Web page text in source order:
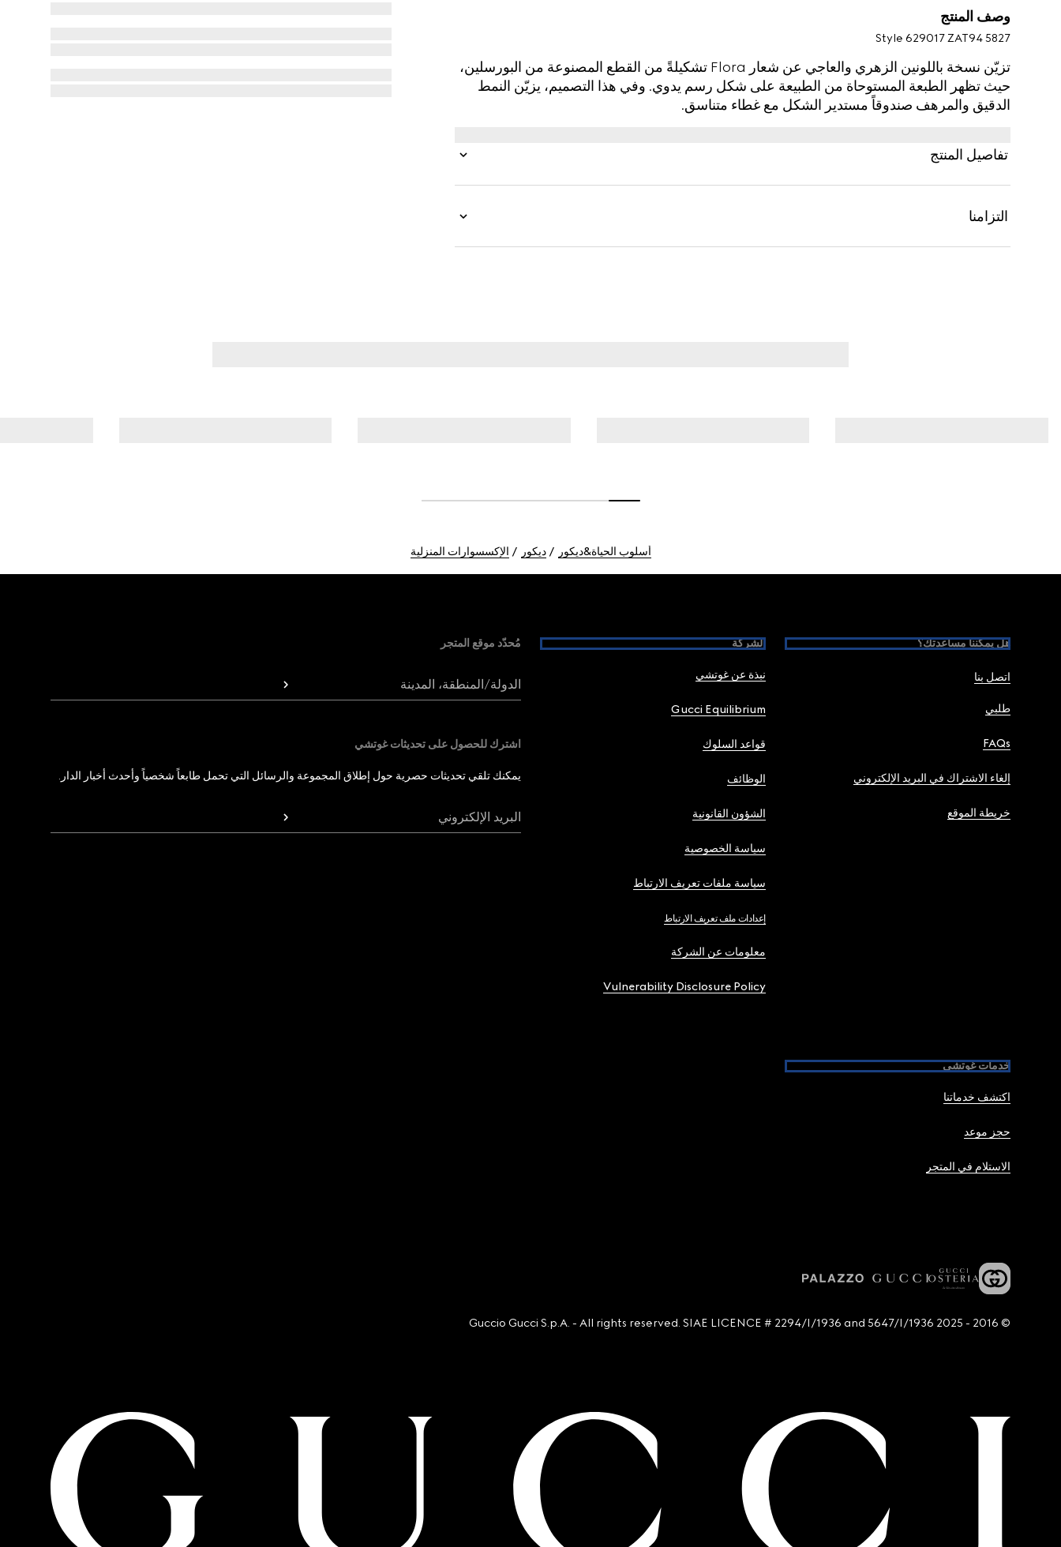
وصف المنتج
Style ‎629017 ZAT94 5827
تزيّن نسخة باللونين الزهري والعاجي عن شعار Flora تشكيلةً من القطع المصنوعة من البورسلين،
حيث تظهر الطبعة المستوحاة من الطبيعة على شكل رسم يدوي. وفي هذا التصميم، يزيّن النمط
الدقيق والمرهف صندوقاً مستدير الشكل مع غطاء متناسق.
تفاصيل المنتج
التزامنا
أسلوب الحياة&ديكور ديكور الإكسسوارات المنزلية
هل يمكننا مساعدتك؟
اتصل بنا
طلبي
FAQs
إلغاء الاشتراك في البريد الإلكتروني
خريطة الموقع
الشركة
نبذة عن غوتشي
Gucci Equilibrium
قواعد السلوك
الوظائف
الشؤون القانونية
سياسة الخصوصية
سياسة ملفات تعريف الارتباط
إعدادات ملف تعريف الارتباط
معلومات عن الشركة
Vulnerability Disclosure Policy
خدمات غوتشي
اكتشف خدماتنا
حجز موعد
الاستلام في المتجر
مُحدّد موقع المتجر
الدولة/المنطقة، المدينة
اشترك للحصول على تحديثات غوتشي
يمكنك تلقي تحديثات حصرية حول إطلاق المجموعة والرسائل التي تحمل طابعاً شخصياً وأحدث أخبار الدار.
البريد الإلكتروني
© 2016 - 2025 Guccio Gucci S.p.A. - All rights reserved. SIAE LICENCE # 2294/I/1936 and 5647/I/1936